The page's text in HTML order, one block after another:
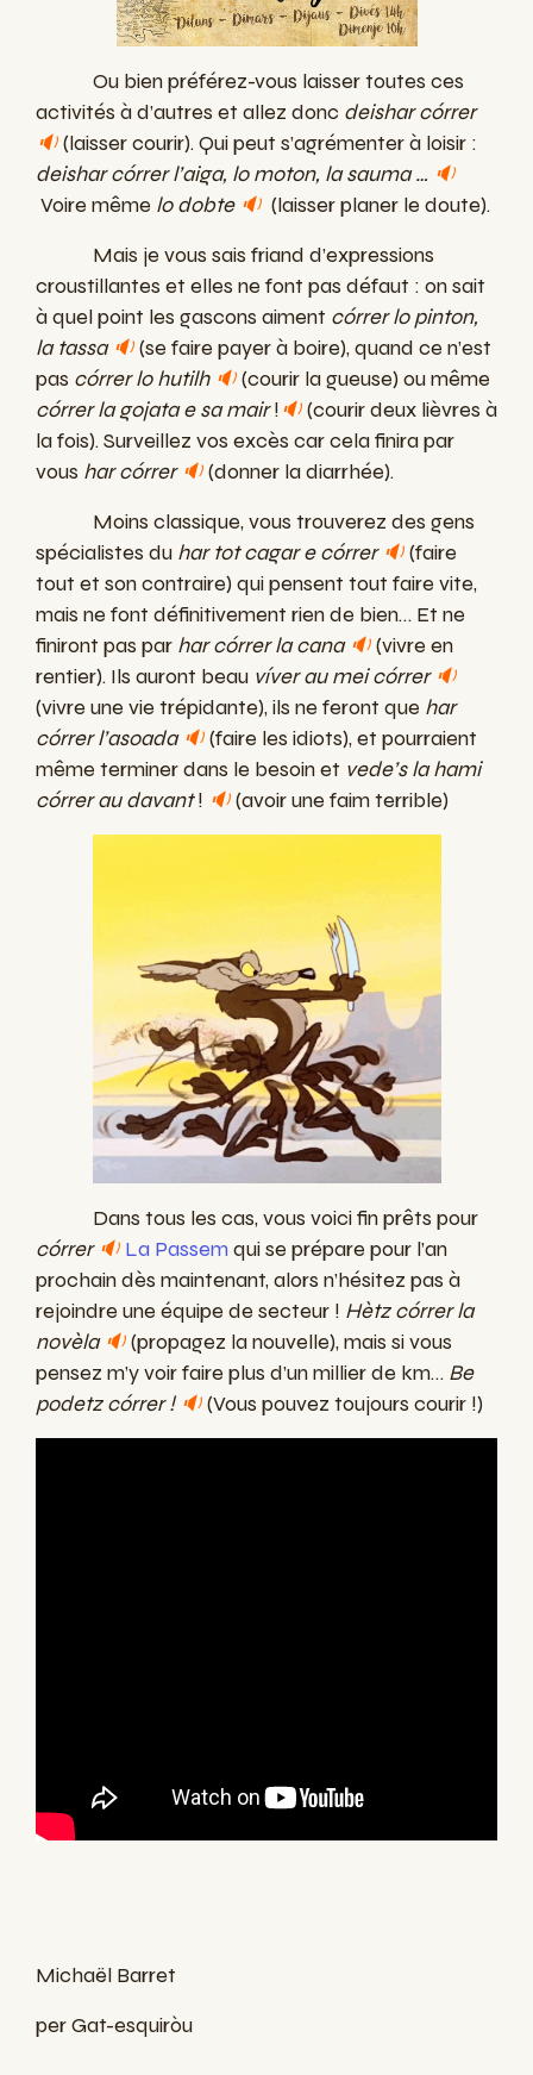
Ou bien préférez-vous laisser toutes ces
activités à d’autres et allez donc deishar córrer
🔉(laisser courir). Qui peut s’agrémenter à loisir :
deishar córrer l’aiga, lo moton, la sauma… 🔉
Voire même lo dobte 🔉 (laisser planer le doute).
Mais je vous sais friand d’expressions
croustillantes et elles ne font pas défaut : on sait
à quel point les gascons aiment córrer lo pinton,
la tassa 🔉(se faire payer à boire), quand ce n’est
pas córrer lo hutilh 🔉(courir la gueuse) ou même
córrer la gojata e sa mair!🔉(courir deux lièvres à
la fois). Surveillez vos excès car cela finira par
vous har córrer 🔉(donner la diarrhée).
Moins classique, vous trouverez des gens
spécialistes du har tot cagar e córrer 🔉(faire
tout et son contraire) qui pensent tout faire vite,
mais ne font définitivement rien de bien… Et ne
finiront pas par har córrer la cana 🔉(vivre en
rentier). Ils auront beau víver au mei córrer 🔉
(vivre une vie trépidante), ils ne feront que har
córrer l’asoada 🔉(faire les idiots), et pourraient
même terminer dans le besoin et vede’s la hami
córrer au davant! 🔉(avoir une faim terrible)
Dans tous les cas, vous voici fin prêts pour
córrer 🔉 La Passem qui se prépare pour l’an
prochain dès maintenant, alors n’hésitez pas à
rejoindre une équipe de secteur ! Hètz córrer la
novèla 🔉(propagez la nouvelle), mais si vous
pensez m’y voir faire plus d’un millier de km… Be
podetz córrer ! 🔉(Vous pouvez toujours courir !)
Michaël Barret
per Gat-esquiròu